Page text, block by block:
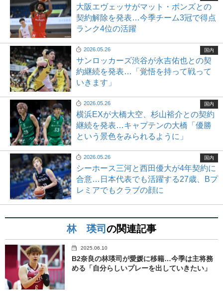
大阪エヴェッサがマット・ボンズとの
契約解除を発表…今季チーム3冠で得点
ランク4位の活躍
2026.05.26
サンロッカーズ渋谷が永吉佑也との契
約継続を発表…「覚悟を持って戦って
いきます」
国内
2026.05.26
横浜EXが大橋大空、杉山裕介との契約
継続を発表…キャプテンの大橋「優勝
という景色をみられるように」
国内
2026.05.26
シーホース三河と西田優大が4年契約に
合意…日本代表でも活躍する27歳、Bプ
レミアでもクラブの顔に
国内
林 瑛司 の関連記事
2025.06.10
B2奈良の林瑛司が愛媛に移籍…今季は主将務
める「自分らしいプレーを出していきたい」